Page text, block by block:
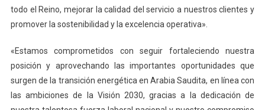
todo el Reino, mejorar la calidad del servicio a nuestros clientes y
promover la sostenibilidad y la excelencia operativa».
«Estamos comprometidos con seguir fortaleciendo nuestra
posición y aprovechando las importantes oportunidades que
surgen de la transición energética en Arabia Saudita, en línea con
las ambiciones de la Visión 2030, gracias a la dedicación de